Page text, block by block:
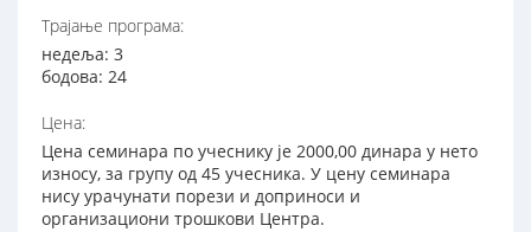
Трајање програма:
недеља: 3
бодова: 24
Цена:
Цена семинара по учеснику је 2000,00 динара у нето
износу, за групу од 45 учесника. У цену семинара
нису урачунати порези и доприноси и
организациони трошкови Центра.